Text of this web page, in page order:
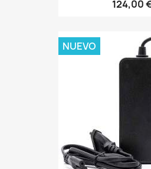
124,00
NUEVO